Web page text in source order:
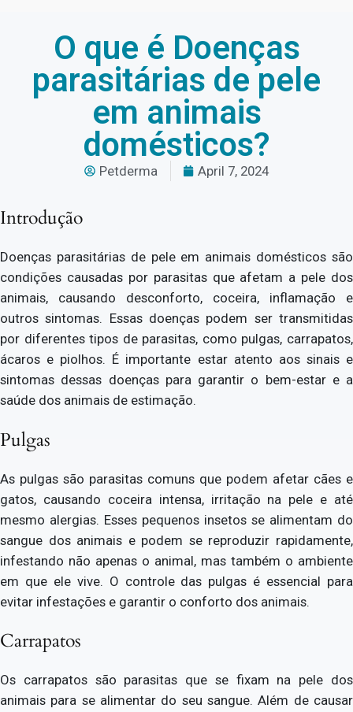
O que é Doenças
parasitárias de pele
em animais
domésticos?
Petderma April 7, 2024
Introdução
Doenças parasitárias de pele em animais domésticos são
condições causadas por parasitas que afetam a pele dos
animais, causando desconforto, coceira, inflamação e
outros sintomas. Essas doenças podem ser transmitidas
por diferentes tipos de parasitas, como pulgas, carrapatos,
ácaros e piolhos. É importante estar atento aos sinais e
sintomas dessas doenças para garantir o bem-estar e a
saúde dos animais de estimação.
Pulgas
As pulgas são parasitas comuns que podem afetar cães e
gatos, causando coceira intensa, irritação na pele e até
mesmo alergias. Esses pequenos insetos se alimentam do
sangue dos animais e podem se reproduzir rapidamente,
infestando não apenas o animal, mas também o ambiente
em que ele vive. O controle das pulgas é essencial para
evitar infestações e garantir o conforto dos animais.
Carrapatos
Os carrapatos são parasitas que se fixam na pele dos
animais para se alimentar do seu sangue. Além de causar